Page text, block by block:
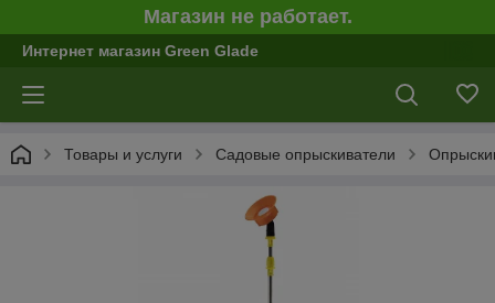
Магазин не работает.
Интернет магазин Green Glade
Товары и услуги Садовые опрыскиватели